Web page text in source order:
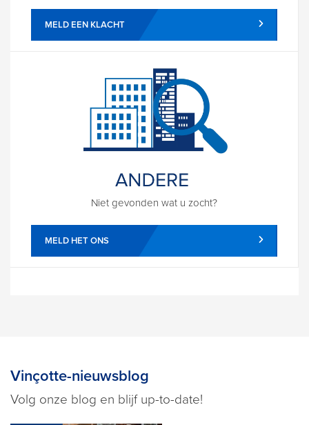
MELD EEN KLACHT
Niet gevonden wat u zocht?
MELD HET ONS
Vinçotte-nieuwsblog
Volg onze blog en blijf up-to-date!